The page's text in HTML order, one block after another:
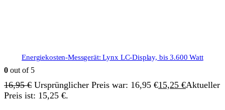
Energiekosten-Messgerät: Lynx LC-Display, bis 3.600 Watt
0 out of 5
16,95€ Ursprünglicher Preis war: 16,95 €15,25 €Aktueller
Preis ist: 15,25 €.